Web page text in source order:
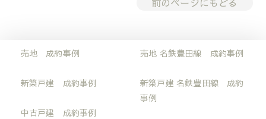
売地 成約事例
新築戸建 成約事例
中古戸建 成約事例
売地 名鉄豊田線 成約事例
新築戸建 名鉄豊田線 成約
事例